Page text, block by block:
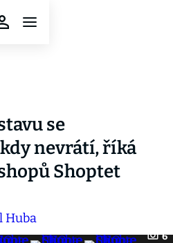
se
nevrátí, říká
Shoptet
6